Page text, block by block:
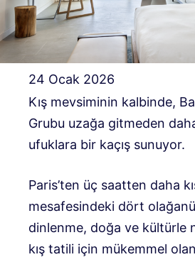
24 Ocak 2026
Kış mevsiminin kalbinde,
Grubu uzağa gitmeden
ufuklara bir kaçış sunuyor.
Paris’ten üç saatten daha
mesafesindeki dört
dinlenme, doğa ve kültürle
kış tatili için mükemmel